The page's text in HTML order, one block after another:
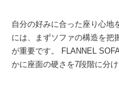
自分の好みに合った座り心地
には、まずソファの構造を把
が重要です。 FLANNEL
かに座面の硬さを7段階に分け